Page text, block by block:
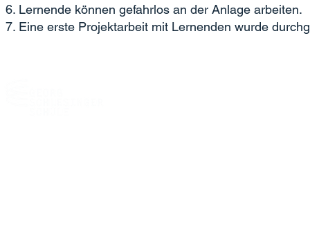
Lernende können gefahrlos an der Anlage arbeiten.
Eine erste Projektarbeit mit Lernenden wurde